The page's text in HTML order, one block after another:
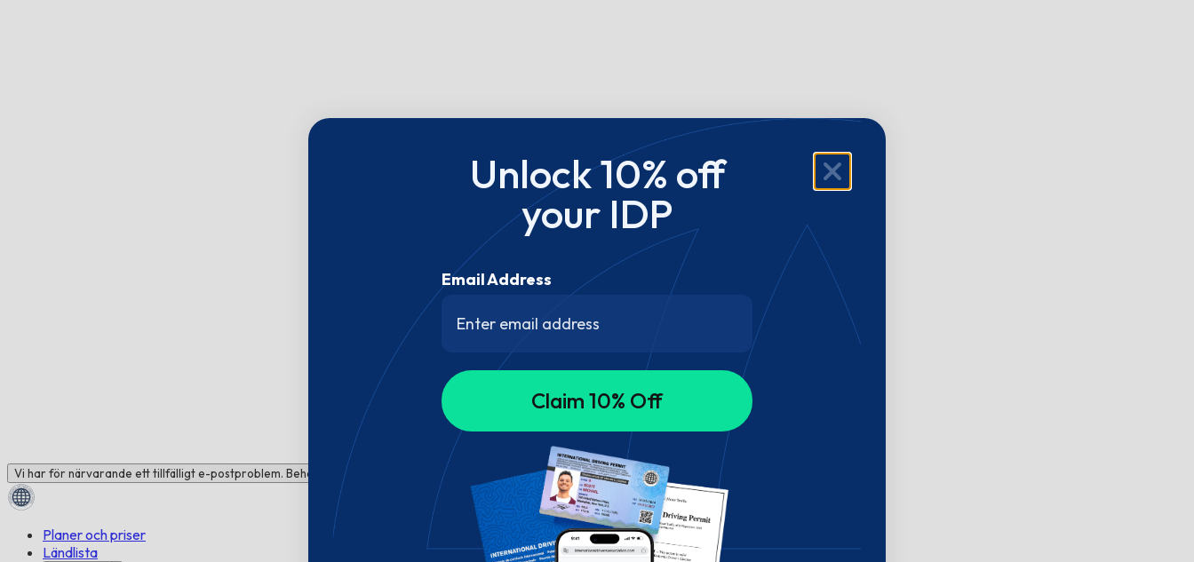
Vi har för närvarande ett tillfälligt e-postproblem. Behöver du hjälp? Chatta med oss!
Planer och priser
Ländlista
Unlock 10% off
your IDP
Email Address
Claim 10% Off